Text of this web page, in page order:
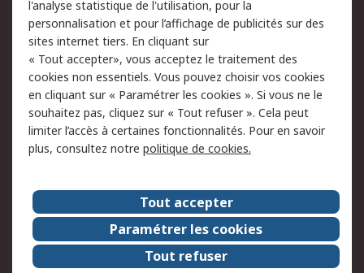
Track & trace
Legal
Politique de cookies
Sécurité des e-mails
Politique de protection
des données - Mise à
jour
Conditions générales
de vente
A propos de RS
Le groupe RS Group
A propos de RS
RS dans le monde
Travaillez chez RS
l'analyse statistique de l'utilisation, pour la
personnalisation et pour l’affichage de publicités sur des
sites internet tiers. En cliquant sur
« Tout accepter», vous acceptez le traitement des
cookies non essentiels. Vous pouvez choisir vos cookies
en cliquant sur « Paramétrer les cookies ». Si vous ne le
souhaitez pas, cliquez sur « Tout refuser ». Cela peut
limiter l’accès à certaines fonctionnalités. Pour en savoir
plus, consultez notre politique de cookies.
Tout accepter
Paramétrer les cookies
Tout refuser